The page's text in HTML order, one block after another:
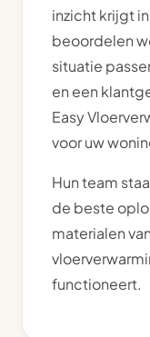
inzicht krijgt
beoordelen
situatie
en een
Easy
voor uw
Hun team
de beste
materialen
functioneert.